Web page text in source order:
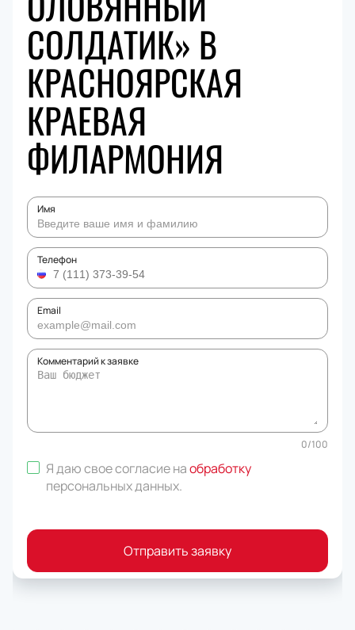
СОЛДАТИК» В
КРАСНОЯРСКАЯ
КРАЕВАЯ
ФИЛАРМОНИЯ
Имя
Телефон
Email
Комментарий к заявке
0/100
Я даю свое согласие наобработку
персональных данных.
Отправить заявку